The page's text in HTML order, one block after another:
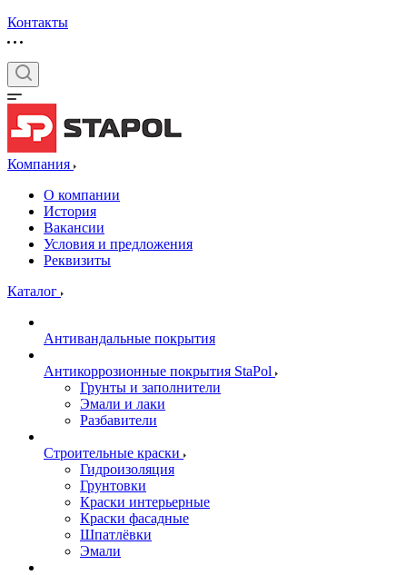
Контакты
Компания
О компании
История
Вакансии
Условия и предложения
Реквизиты
Каталог
Антивандальные покрытия
Антикоррозионные покрытия StaPol
Грунты и заполнители
Эмали и лаки
Разбавители
Строительные краски
Гидроизоляция
Грунтовки
Краски интерьерные
Краски фасадные
Шпатлёвки
Эмали